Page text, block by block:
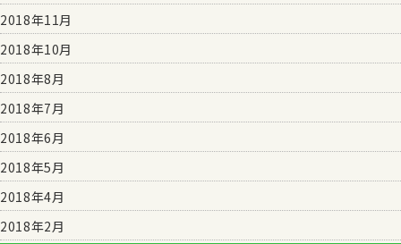
2018年11月
2018年10月
2018年8月
2018年7月
2018年6月
2018年5月
2018年4月
2018年2月